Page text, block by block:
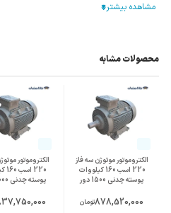
محصولات مشابه
الکتروموتور موتوژن سه فاز
220 اسب 160 کیلووات
پوسته چدنی 1500 دور
878,520,000تومان
الکتروموتور
پوسته چدنی 3000 دور